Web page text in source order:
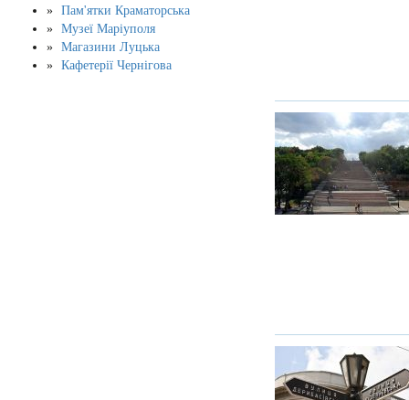
Пам'ятки Краматорська
Музеї Маріуполя
Магазини Луцька
Кафетерії Чернігова